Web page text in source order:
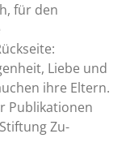
für den
Liebe und
ihre Eltern.
Publikationen
Zu-